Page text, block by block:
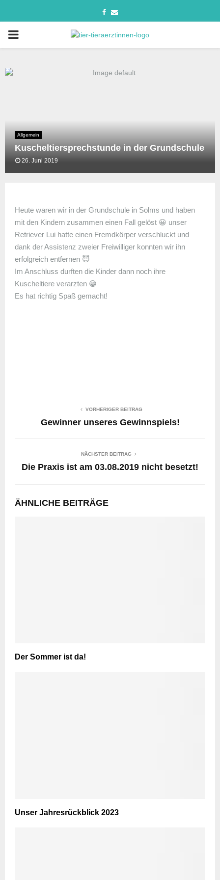
Allgemein
Kuscheltiersprechstunde in der Grundschule
26. Juni 2019
Heute waren wir in der Grundschule in Solms und haben
mit den Kindern zusammen einen Fall gelöst 😀 unser
Retriever Lui hatte einen Fremdkörper verschluckt und
dank der Assistenz zweier Freiwilliger konnten wir ihn
erfolgreich entfernen 😇
Im Anschluss durften die Kinder dann noch ihre
Kuscheltiere verarzten 😁
Es hat richtig Spaß gemacht!
VORHERIGER BEITRAG
Gewinner unseres Gewinnspiels!
NÄCHSTER BEITRAG
Die Praxis ist am 03.08.2019 nicht besetzt!
ÄHNLICHE BEITRÄGE
Der Sommer ist da!
Unser Jahresrückblick 2023